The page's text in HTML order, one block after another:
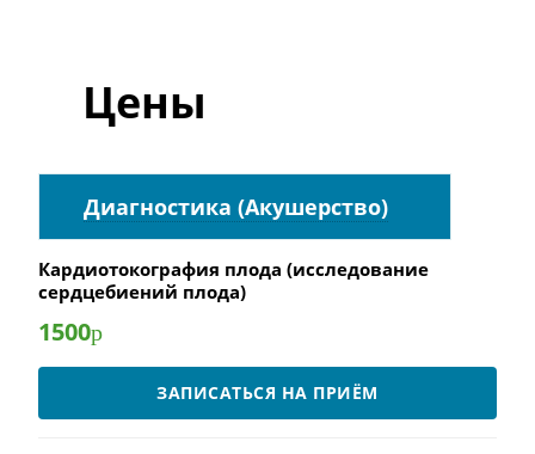
Цены
Диагностика (Акушерство)
Кардиотокография плода (исследование
сердцебиений плода)
1500р
ЗАПИСАТЬСЯ НА ПРИЁМ